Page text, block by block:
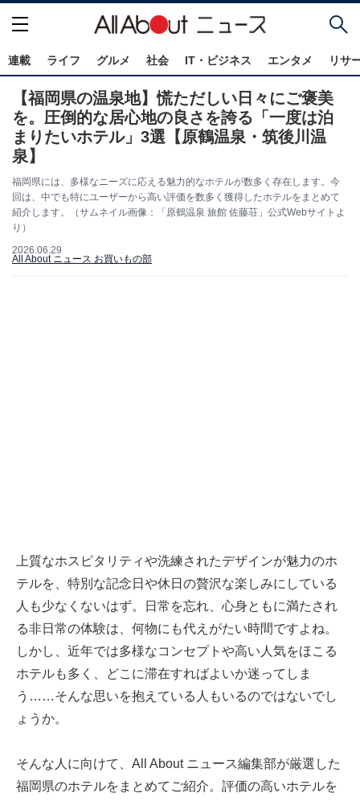
連載 ライフ グルメ 社会 IT・ビジネス エンタメ リサ
【福岡県の温泉地】慌ただしい日々にご褒美
を。圧倒的な居心地の良さを誇る「一度は泊
まりたいホテル」3選【原鶴温泉・筑後川温
泉】
福岡県には、多様なニーズに応える魅力的なホテルが数多く存在します。今
回は、中でも特にユーザーから高い評価を数多く獲得したホテルをまとめて
紹介します。（サムネイル画像：「原鶴温泉 旅館 佐藤荘」公式Webサイトよ
り）
2026.06.29
All About ニュース お買いもの部
上質なホスピタリティや洗練されたデザインが魅力のホ
テルを、特別な記念日や休日の贅沢な楽しみにしている
人も少なくないはず。日常を忘れ、心身ともに満たされ
る非日常の体験は、何物にも代えがたい時間ですよね。
しかし、近年では多様なコンセプトや高い人気をほこる
ホテルも多く、どこに滞在すればよいか迷ってしま
う……そんな思いを抱えている人もいるのではないでし
ょうか。
そんな人に向けて、All About ニュース編集部が厳選した
福岡県のホテルをまとめてご紹介。評価の高いホテルを